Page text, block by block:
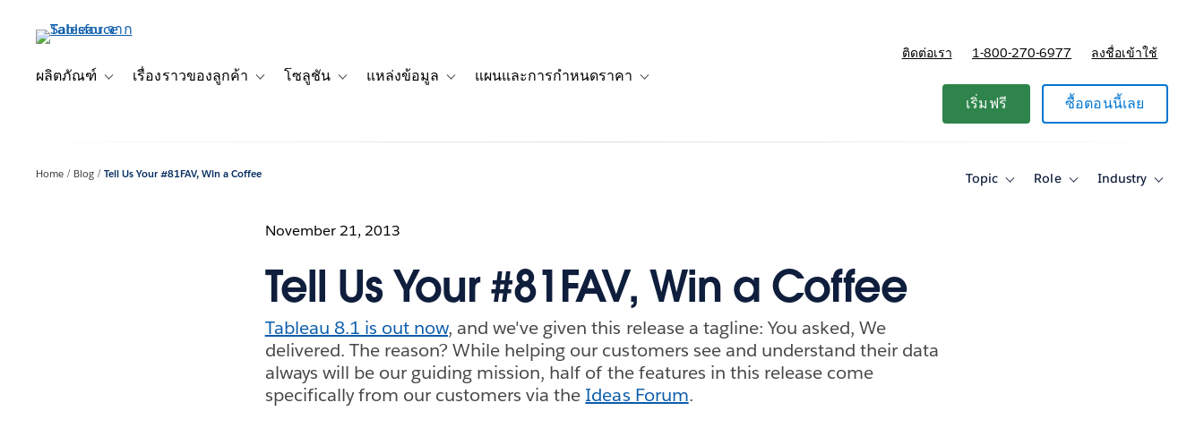
เนื้อหาผลิตภัณฑ์
Toggle sub-navigation for ผลิตภัณฑ์
เรื่องราวของลูกค้า
Toggle sub-navigation for เรื่องราวของลูกค้า
โซลูชัน
Toggle sub-navigation for โซลูชัน
แหล่งข้อมูล แผนและการกำหนดราคา
ติดต่อเรา 1-800-270-6977 ลงชื่อเข้าใช้
เริ่มฟรี ซื้อตอนนี้เลย
Home Blog Tell Us Your #81FAV, Win a Coffee Topic
ToggleRole
ToggleIndustry
Toggle
November 21, 2013
Tell Us Your #81FAV, Win a Coffee
Tableau 8.1 is out now, and we've given this release a tagline: You asked, We
delivered. The reason? While helping our customers see and understand their data
always will be our guiding mission, half of the features in this release come
specifically from our customers via the Ideas Forum.